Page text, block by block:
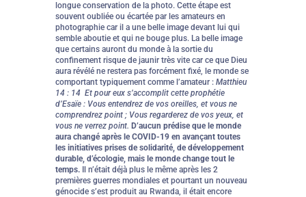
longue conservation de la photo. Cette étape est
souvent oubliée ou écartée par les amateurs en
photographie car il a une belle image devant lui qui
semble aboutie et qui ne bouge plus. La belle image
que certains auront du monde à la sortie du
confinement risque de jaunir très vite car ce que Dieu
aura révélé ne restera pas forcément fixé, le monde se
comportant typiquement comme l’amateur : Matthieu
14 : 14 Et pour eux s’accomplit cette prophétie
d’Esaïe : Vous entendrez de vos oreilles, et vous ne
comprendrez point ; Vous regarderez de vos yeux, et
vous ne verrez point. D’aucun prédise que le monde
aura changé après le COVID-19 en avançant toutes
les initiatives prises de solidarité, de développement
durable, d’écologie, mais le monde change tout le
temps.Il n’était déjà plus le même après les 2
premières guerres mondiales et pourtant un nouveau
génocide s’est produit au Rwanda, il était encore